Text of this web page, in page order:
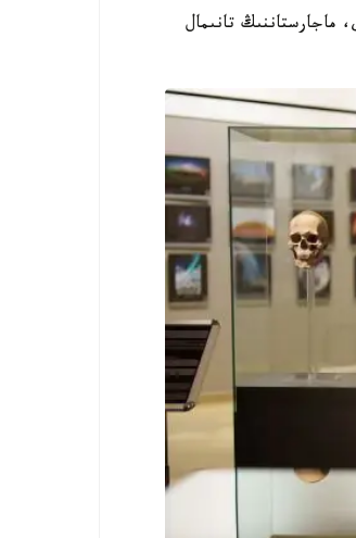
ماجارستاننىڭ تانىمال